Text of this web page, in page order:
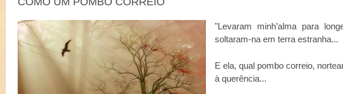
"Levaram minh’alma para
soltaram-na em terra estranha...
E ela, qual pombo correio,
à querência...